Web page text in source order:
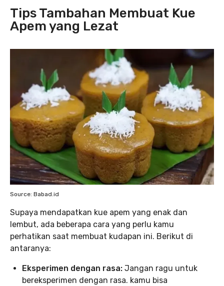
Tips Tambahan Membuat Kue
Apem yang Lezat
Source: Babad.id
Supaya mendapatkan kue apem yang enak dan
lembut, ada beberapa cara yang perlu kamu
perhatikan saat membuat kudapan ini. Berikut di
antaranya:
Eksperimen dengan rasa: Jangan ragu untuk
bereksperimen dengan rasa. kamu bisa